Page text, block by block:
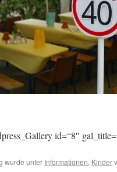
id=“8″
wurde unter Informationen, Kinder